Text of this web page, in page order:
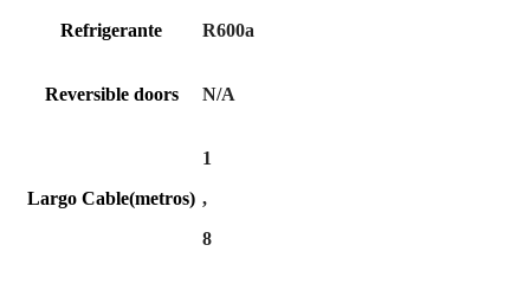
Refrigerante R600a
Reversible doors N/A
Largo Cable(metros)
1
,
8